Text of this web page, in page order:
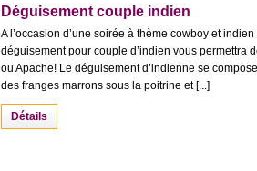
Déguisement couple indien
A l’occasion d’une soirée à thème cowboy et
déguisement pour couple d’indien vous permettra
ou Apache! Le déguisement d’indienne se
des franges marrons sous la poitrine et [...]
Détails